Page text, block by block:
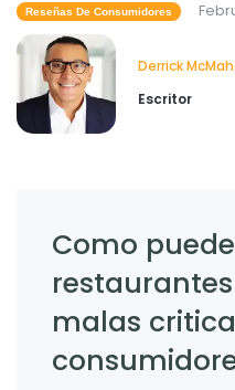
Reseñas De Consumidores
Derrick
Escritor
Como
malas